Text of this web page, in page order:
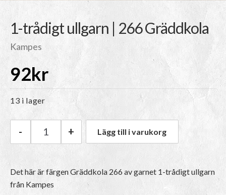
1-trådigt ullgarn | 266 Gräddkola
Kampes
92kr
13 i lager
Kampes 1-trådigt ullgarn | 266 Gräddkola
- + Lägg till i varukorg
Det här är färgenGräddkola 266av garnet 1-trådigt ullgarn
från Kampes